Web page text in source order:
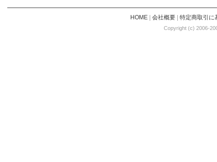
HOME| 会社概要| 特定商取引に
Copyright (c) 2006-